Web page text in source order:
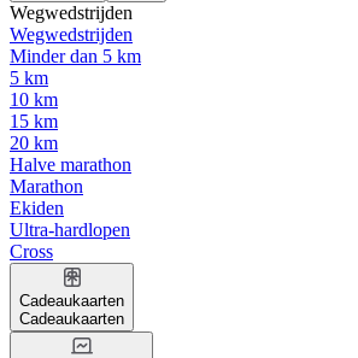
Wegwedstrijden
Wegwedstrijden
Minder dan 5 km
5 km
10 km
15 km
20 km
Halve marathon
Marathon
Ekiden
Ultra-hardlopen
Cross
Cadeaukaarten
Cadeaukaarten